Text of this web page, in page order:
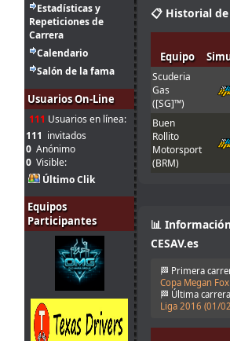
1
ago.
7:07
"A fondo o a
casa"
31
jul.
14:13
johneysvk:
Spambot in
forum
31
jul.
12:40
camtawn
Menjacocs, ten
agallas y T1 ;
*en ; Y t3, a
fondo o a casa
31
jul.
10:51
mitsumeku
Tienes que
enviarlo al host
cuando sales de
boxes ; Para que
valide el setup
10:21
Ferminator
Perdon, no se
que pasa con el
set obligatorio,
yo lo meto en la
carpeta de
setup y me echa
en 30
Estadísticas y
Repeticiones de
Carrera
Calendario
Salón de la fama
Usuarios On-Line
111 Usuarios en línea:
111 invitados
0 Anónimo
0 Visible:
Último Clik
Equipos
Participantes
📋 Historial
Equipo
Scuderia
Gas
([SG]™)
Buen
Rollito
Motorsport
(BRM)
📊
CESAV.es
🏁 Primera
Copa Megan
🏁 Última
Liga 2016 (01/